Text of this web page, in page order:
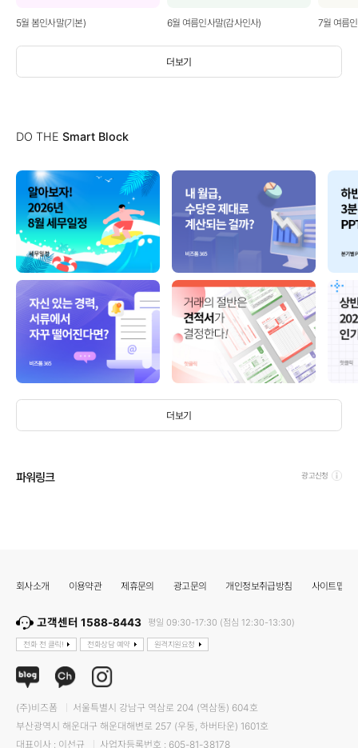
더보기
5월 봄인사말(기본) 6월 여름인사말(감사인사) 7월 여름
DO THE Smart Block
더보기
파워링크 광고신청
회사소개 이용약관 제휴문의 광고문의 개인정보취급방침 사이트맵
고객센터 1588-8443 평일 09:30-17:30 (점심 12:30-13:30)
전화 전 클릭! 전화상담 예약 원격지원요청
(주)비즈폼
서울특별시 강남구 역삼로 204 (역삼동) 604호
부산광역시 해운대구 해운대해변로 257 (우동, 하버타운) 1601호
대표이사 : 이선규
사업자등록번호 : 605-81-38178